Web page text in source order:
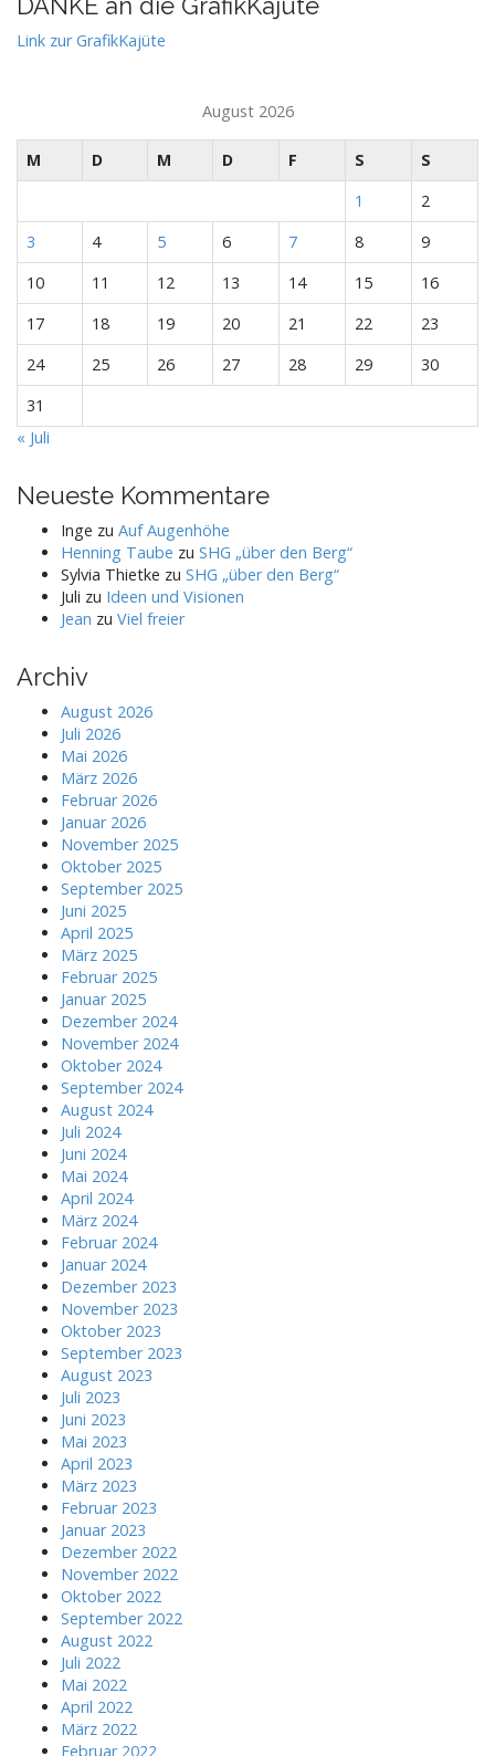
Link zur GrafikKajüte
August 2026
M D M D F S
S
1
2
3
4 5 6 7 8
9
10
11 12 13 14 15
16
17
18 19 20 21 22
23
24
25 26 27 28 29
30
31
« Juli
Neueste Kommentare
Inge zu Auf Augenhöhe
Henning Taube zu SHG „über den Berg“
Sylvia Thietke zu SHG „über den Berg“
Juli zu Ideen und Visionen
Jean zu Viel freier
Archiv
August 2026
Juli 2026
Mai 2026
März 2026
Februar 2026
Januar 2026
November 2025
Oktober 2025
September 2025
Juni 2025
April 2025
März 2025
Februar 2025
Januar 2025
Dezember 2024
November 2024
Oktober 2024
September 2024
August 2024
Juli 2024
Juni 2024
Mai 2024
April 2024
März 2024
Februar 2024
Januar 2024
Dezember 2023
November 2023
Oktober 2023
September 2023
August 2023
Juli 2023
Juni 2023
Mai 2023
April 2023
März 2023
Februar 2023
Januar 2023
Dezember 2022
November 2022
Oktober 2022
September 2022
August 2022
Juli 2022
Mai 2022
April 2022
März 2022
Februar 2022